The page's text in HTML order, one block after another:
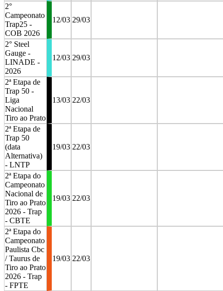
2°
Campeonato
Trap25 -
COB 2026
12/03 29/03
2° Steel
Gauge -
LINADE -
2026
12/03 29/03
2ª Etapa de
Trap 50 -
Liga
Nacional
Tiro ao Prato
13/03 22/03
2ª Etapa de
Trap 50
(data
Alternativa)
- LNTP
19/03 22/03
2ª Etapa do
Campeonato
Nacional de
Tiro ao Prato
2026 - Trap
- CBTE
19/03 22/03
2ª Etapa do
Campeonato
Paulista Cbc
/ Taurus de
Tiro ao Prato
2026 - Trap
- FPTE
19/03 22/03